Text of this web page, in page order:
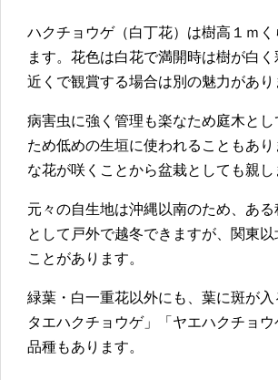
ハクチョウゲ（白丁花）は樹高１ｍ
ます。花色は白花で満開時は樹が白
近くで観賞する場合は別の魅力があり
病害虫に強く管理も楽なため庭木と
ため低めの生垣に使われることもあ
な花が咲くことから盆栽としても親し
元々の自生地は沖縄以南のため、あ
として戸外で越冬できますが、関東
ことがあります。
緑葉・白一重花以外にも、葉に斑が
タエハクチョウゲ」「ヤエハクチョ
品種もあります。